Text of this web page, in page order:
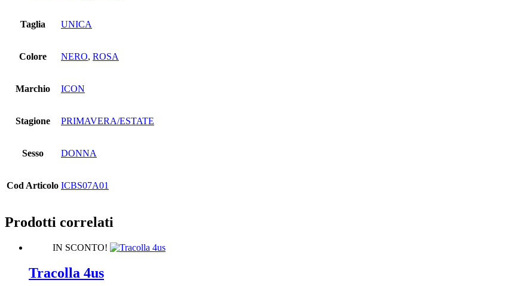
Taglia UNICA
Colore NERO, ROSA
Marchio ICON
Stagione PRIMAVERA/ESTATE
Sesso DONNA
Cod Articolo ICBS07A01
Prodotti correlati
IN SCONTO!
Tracolla 4us